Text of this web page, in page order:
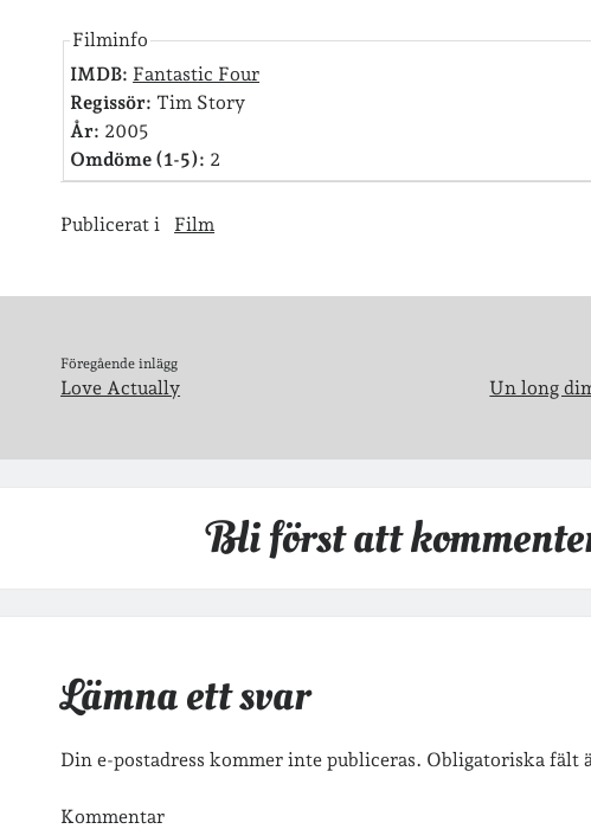
Filminfo
IMDB: Fantastic Four
Regissör: Tim Story
År: 2005
Omdöme (1-5): 2
Publicerat i Film
Föregående inlägg
Love Actually Un long
Bli först att
Lämna ett svar
Din e-postadress kommer inte publiceras. Obligatoriska fält
Kommentar